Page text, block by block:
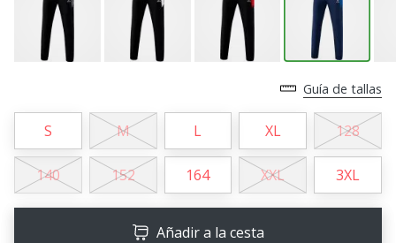
regalo
perfecto!
Encuentra…
11. 8. 2022
•
2 min. de lectura
¡Conviértete
en
Guía de tallas
S M L XL 128
140 152 164 XXL 3XL
Añadir a la cesta